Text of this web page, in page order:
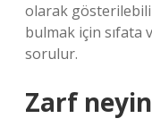
olarak
bulmak için sıfata
sorulur.
Zarf